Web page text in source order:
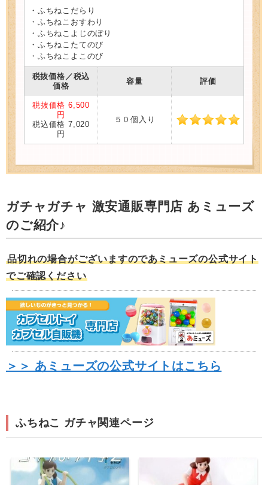
・ふちねこだらり
・ふちねこおすわり
・ふちねこよじのぼり
・ふちねこたてのび
・ふちねこよこのび
税抜価格／税込
価格
容量 評価
税抜価格 6,500
円
税込価格 7,020
円
５０個入り
ガチャガチャ 激安通販専門店 あミューズ
のご紹介♪
品切れの場合がございますのであミューズの公式サイト
でご確認ください
＞＞ あミューズの公式サイトはこちら
ふちねこ ガチャ関連ページ